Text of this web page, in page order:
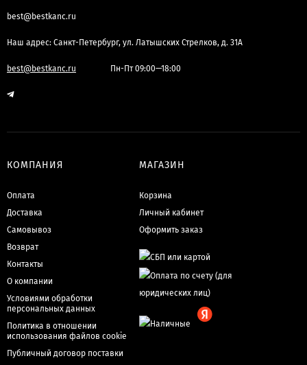
best@bestkanc.ru
Наш адрес: Санкт-Петербург, ул. Латышских Стрелков, д. 31А
best@bestkanc.ru Пн-Пт 09:00—18:00
КОМПАНИЯ
Оплата
Доставка
Самовывоз
Возврат
Контакты
О компании
Условиями обработки
персональных данных
Политика в отношении
использования файлов cookie
Публичный договор поставки
МАГАЗИН
Корзина
Личный кабинет
Оформить заказ